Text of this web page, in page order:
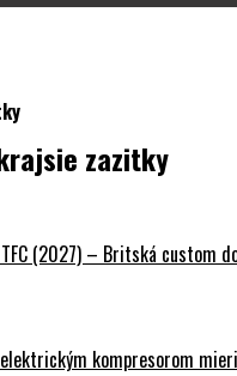
(2027) – Britská custom
kompresorom
zazitky